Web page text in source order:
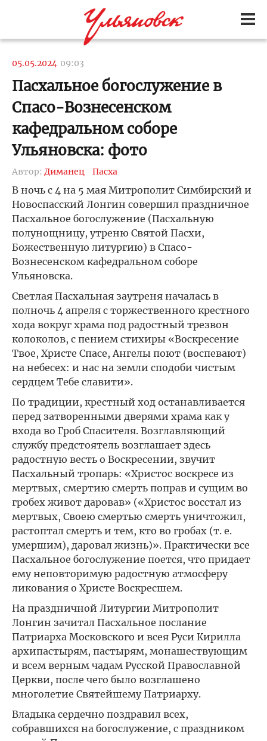
05.05.2024 09:03
Пасхальное богослужение в
Спасо-Вознесенском
кафедральном соборе
Ульяновска: фото
Автор: Диманец Пасха
В ночь с 4 на 5 мая Митрополит Симбирский и
Новоспасский Лонгин совершил праздничное
Пасхальное богослужение (Пасхальную
полунощницу, утреню Святой Пасхи,
Божественную литургию) в Спасо-
Вознесенском кафедральном соборе
Ульяновска.
Светлая Пасхальная заутреня началась в
полночь 4 апреля с торжественного крестного
хода вокруг храма под радостный трезвон
колоколов, с пением стихиры «Воскресение
Твое, Христе Спасе, Ангелы поют (воспевают)
на небесех: и нас на земли сподоби чистым
сердцем Тебе славити».
По традиции, крестный ход останавливается
перед затворенными дверями храма как у
входа во Гроб Спасителя. Возглавляющий
службу предстоятель возглашает здесь
радостную весть о Воскресении, звучит
Пасхальный тропарь: «Христос воскресе из
мертвых, смертию смерть поправ и сущим во
гробех живот даровав» («Христос восстал из
мертвых, Своею смертью смерть уничтожил,
растоптал смерть и тем, кто во гробах (т. е.
умершим), даровал жизнь)». Практически все
Пасхальное богослужение поется, что придает
ему неповторимую радостную атмосферу
ликования о Христе Воскресшем.
На праздничной Литургии Митрополит
Лонгин зачитал Пасхальное послание
Патриарха Московского и всея Руси Кирилла
архипастырям, пастырям, монашествующим
и всем верным чадам Русской Православной
Церкви, после чего было возглашено
многолетие Святейшему Патриарху.
Владыка сердечно поздравил всех,
собравшихся на богослужение, с праздником